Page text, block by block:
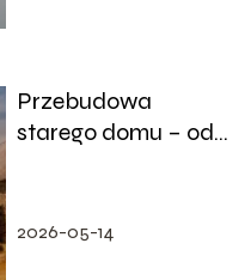
Przebudowa
starego domu – od
2026-05-14